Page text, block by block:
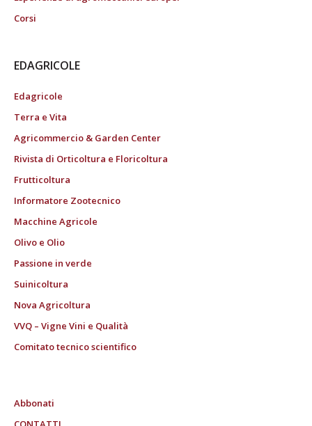
Corsi
EDAGRICOLE
Edagricole
Terra e Vita
Agricommercio & Garden Center
Rivista di Orticoltura e Floricoltura
Frutticoltura
Informatore Zootecnico
Macchine Agricole
Olivo e Olio
Passione in verde
Suinicoltura
Nova Agricoltura
VVQ – Vigne Vini e Qualità
Comitato tecnico scientifico
Abbonati